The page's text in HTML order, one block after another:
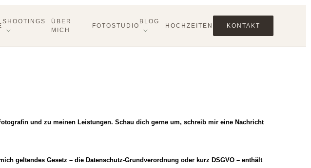
SHOOTINGS
ÜBER
MICH
FOTOSTUDIO
BLOG
HOCHZEITEN KONTAKT
und zu meinen Leistungen. Schau dich gerne um, schreib mir eine Nachricht
geltendes Gesetz – die Datenschutz-Grundverordnung oder kurz DSGVO – enthält